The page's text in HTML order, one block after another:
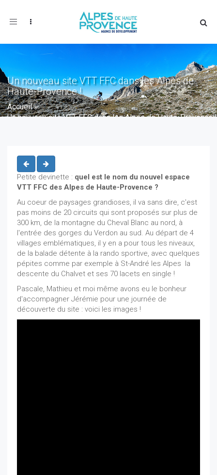
Toggle
Un nouveau site VTT FFC dans les Alpes de
Haute-Provence !
Accueil»
Un nouveau site VTT FFC dans les Alpes de Haute-Provence !
Petite devinette : quel est le nom du nouvel espace
VTT FFC des Alpes de Haute-Provence ?
Au coeur de paysages grandioses, il va sans dire, c'est
pas moins de 20 circuits qui sont proposés sur plus de
300 km, de la montagne du Cheval Blanc au nord, à
l'entrée des gorges du Verdon au sud. Au départ de 4
villages emblématiques, il y en a pour tous les niveaux,
de la balade détente à la rando sportive, avec quelques
pépites comme par exemple à St-André les Alpes la
descente du Chalvet et ses 70 lacets en single !
Pascale, Mathieu et moi même avons eu le bonheur
d'accompagner Jérémie pour une journée de
découverte du site : voici les images !